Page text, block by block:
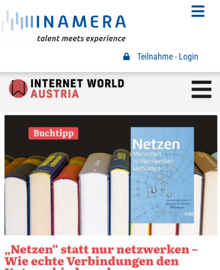
Teilnahme Login
Teilnahme - Login